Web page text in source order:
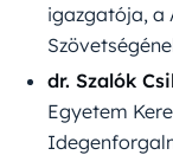
igazgatója, a
dr. Szalók
Egyetem